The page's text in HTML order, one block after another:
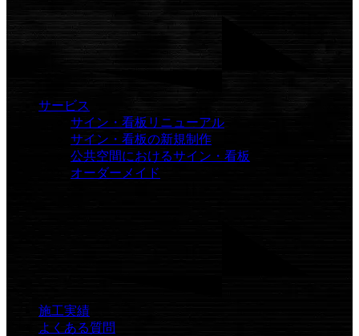
サービス
サイン・看板リニューアル
サイン・看板の新規制作
公共空間におけるサイン・看板
オーダーメイド
施工実績
よくある質問